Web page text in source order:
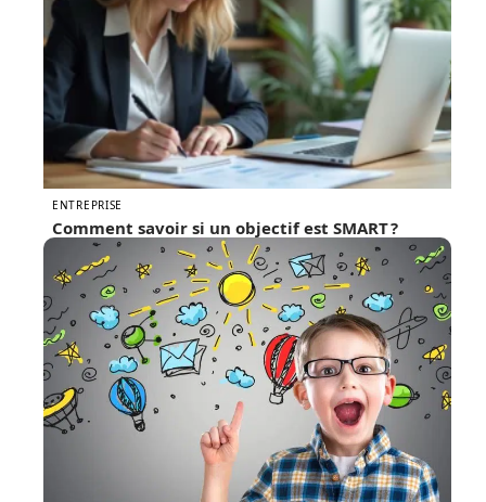
ENTREPRISE
Comment savoir si un objectif est SMART ?